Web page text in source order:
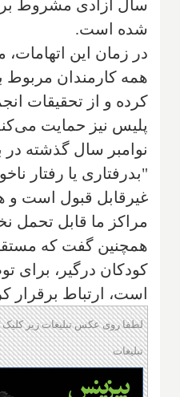
سال آزادی مشروط
شده است.
در زمان این
همه کارمندان مربوط
کرده و از تحقیقات
پلیس نیز حمایت
نوامبر سال گذشته در
"بدرفتاری یا رفتار
غیرقابل قبول است و
مراکز ما قابل تحمل
همچنین گفت که
کودکان درگیر، برای
است، ارتباط برقرار
لطفا روی عکس تبلیغات زیر
تبلیغات